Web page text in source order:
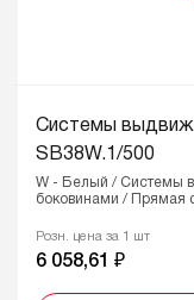
Системы
SB38W.1/500
W - Белый / Системы
боковинами / Прямая
Розн. цена за 1 шт
6 058,61 ₽